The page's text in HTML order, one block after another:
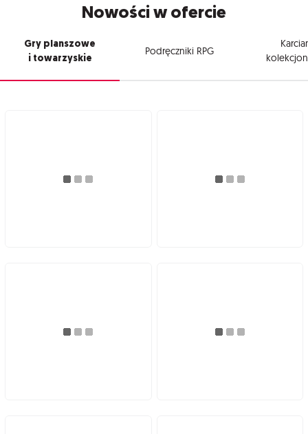
Nowości w ofercie
Gry planszowe
i towarzyskie
Podręczniki RPG